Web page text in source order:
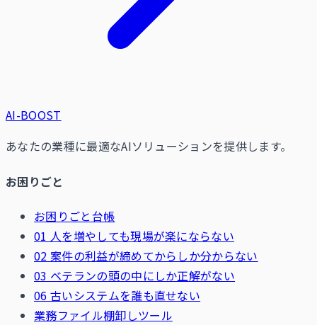
AI-BOOST
あなたの業種に最適なAIソリューションを提供します。
お困りごと
お困りごと台帳
01 人を増やしても現場が楽にならない
02 案件の利益が締めてからしか分からない
03 ベテランの頭の中にしか正解がない
06 古いシステムを誰も直せない
業務ファイル棚卸しツール